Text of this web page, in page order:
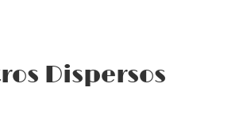
Dispersos